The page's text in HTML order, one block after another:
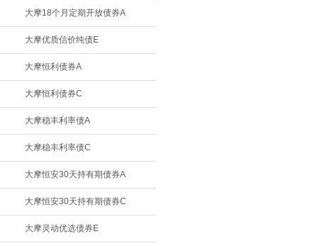
大摩18个月定期开放债券A
大摩优质信价纯债E
大摩恒利债券A
大摩恒利债券C
大摩稳丰利率债A
大摩稳丰利率债C
大摩恒安30天持有期债券A
大摩恒安30天持有期债券C
大摩灵动优选债券E